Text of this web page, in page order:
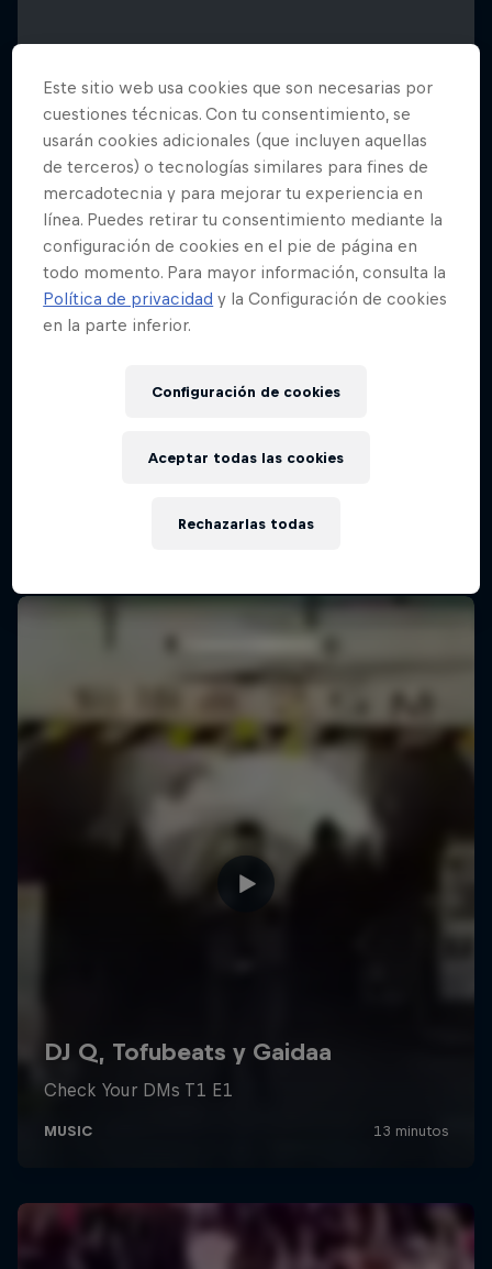
Red Bull Batalla Final Torneo de Plazas
Este sitio web usa cookies que son necesarias por
cuestiones técnicas. Con tu consentimiento, se
usarán cookies adicionales (que incluyen aquellas
de terceros) o tecnologías similares para fines de
mercadotecnia y para mejorar tu experiencia en
línea. Puedes retirar tu consentimiento mediante la
configuración de cookies en el pie de página en
todo momento. Para mayor información, consulta la
Política de privacidad y la Configuración de cookies
en la parte inferior.
Configuración de cookies
Rechazarlas todas
Aceptar todas las cookies